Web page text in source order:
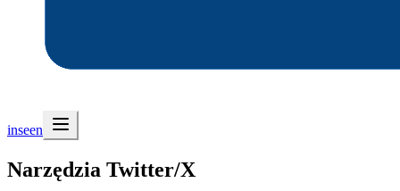
inseen
Narzędzia Twitter/X